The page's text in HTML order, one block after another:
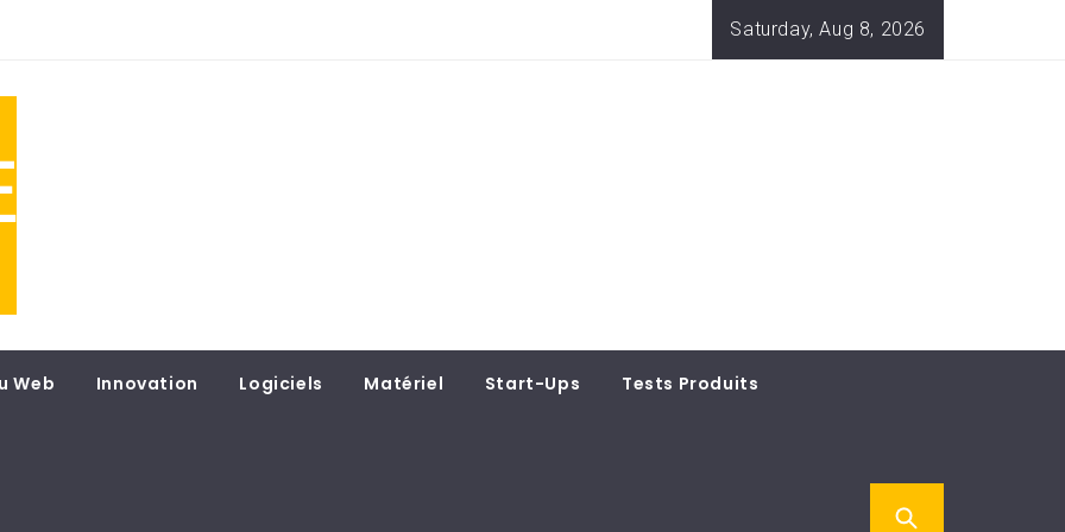
Saturday, Aug 8, 2026
Web Innovation Logiciels Matériel Start-Ups Tests Produits